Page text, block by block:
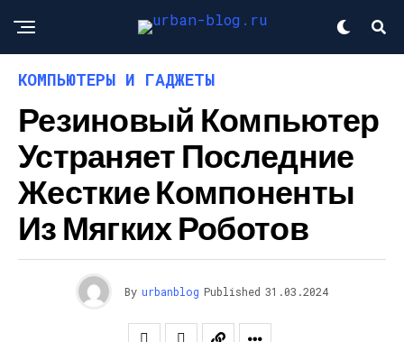
КОМПЬЮТЕРЫ И ГАДЖЕТЫ
Резиновый Компьютер
Устраняет Последние
Жесткие Компоненты
Из Мягких Роботов
By urbanblog Published 31.03.2024